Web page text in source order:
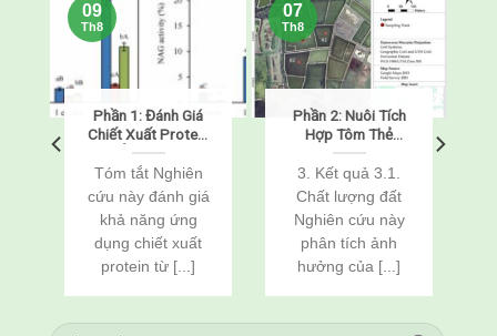
Phần 1: Đánh Giá
Chiết Xuất Protein
Từ Ấu Trùng Sâu
Bột Vàng
(Tenebrio molitor)
Như Một Chất Bảo
Vệ Chống Đông
Lạnh Cho Tôm Thẻ
Chân Trắng Đông
Tóm tắt Nghiên
cứu này đánh giá
khả năng ứng
dụng chiết xuất
protein từ [...]
09
Th8
Phần 2: Nuôi Tích
Hợp Tôm Thẻ
Chân Trắng
(Penaeus
vannamei) Và Cá
Rô Phi
(Oreochromis
niloticus) Thông
Qua Cải Tạo Đất
3. Kết quả 3.1.
Chất lượng đất
Nghiên cứu này
phân tích ảnh
hưởng của [...]
07
Th8